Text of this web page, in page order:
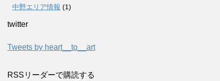
中野エリア情報 (1)
twitter
Tweets by heart__to__art
RSSリーダーで購読する